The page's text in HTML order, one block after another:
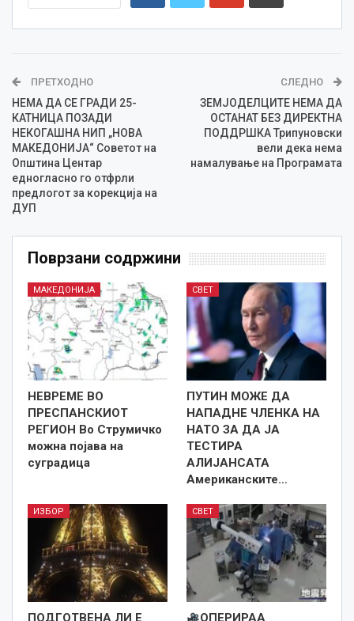
ПРЕТХОДНО
НЕМА ДА СЕ ГРАДИ 25-
КАТНИЦА ПОЗАДИ
НЕКОГАШНА НИП „НОВА
МАКЕДОНИЈА“ Советот на
Општина Центар
едногласно го отфрли
предлогот за корекција на
ДУП
СЛЕДНО
ЗЕМЈОДЕЛЦИТЕ НЕМА ДА
ОСТАНAT БЕЗ ДИРЕКТНА
ПОДДРШКА Трипуновски
вели дека нема
намалување на Програмата
Поврзани содржини
МАКЕДОНИЈА
НЕВРЕМЕ ВО
ПРЕСПАНСКИОТ
РЕГИОН Во Струмичко
можна појава на
суградица
СВЕТ
ПУТИН МОЖЕ ДА
НАПАДНЕ ЧЛЕНКА НА
НАТО ЗА ДА ЈА
ТЕСТИРА
АЛИЈАНСАТА
Американските…
ИЗБОР
ПОДГОТВЕНА ЛИ Е
СВЕТ
ОПЕРИРАА